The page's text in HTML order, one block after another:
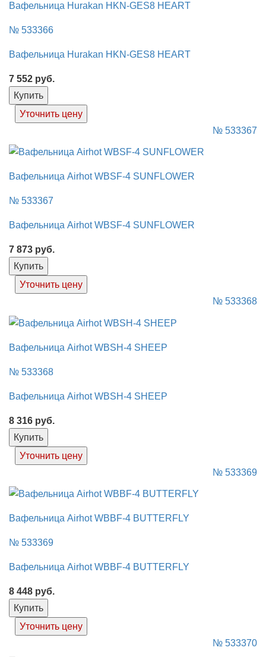
Вафельница Hurakan HKN-GES8 HEART
№ 533366
Вафельница Hurakan HKN-GES8 HEART
7 552 руб.
Купить
Уточнить цену
№ 533367
Вафельница Airhot WBSF-4 SUNFLOWER
№ 533367
Вафельница Airhot WBSF-4 SUNFLOWER
7 873 руб.
Купить
Уточнить цену
№ 533368
Вафельница Airhot WBSH-4 SHEEP
№ 533368
Вафельница Airhot WBSH-4 SHEEP
8 316 руб.
Купить
Уточнить цену
№ 533369
Вафельница Airhot WBBF-4 BUTTERFLY
№ 533369
Вафельница Airhot WBBF-4 BUTTERFLY
8 448 руб.
Купить
Уточнить цену
№ 533370